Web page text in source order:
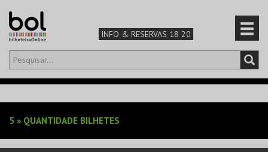
INFO & RESERVAS 18 20
Olá,iniciar sessão
TEATRO & ARTE
5 » QUANTIDADE BILHETES